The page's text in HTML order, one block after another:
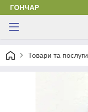
ГОНЧАР
Товари та послуги